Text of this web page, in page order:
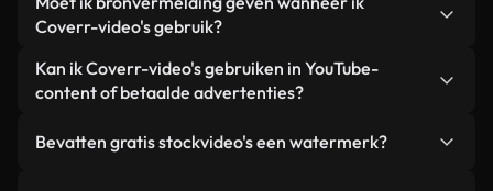
achtergrond. Zo blijft de kwaliteit hoog, worden de
laadtijden geminimaliseerd en worden
statistieken zoals LCP verbeterd.
Beschrijf de scène – bijvoorbeeld "Flashlight bij
enkele seconden een gepersonaliseerde video die
voldoet aan onze licentievoorwaarden.
Coverr-video's gebruik?
Naamsvermelding is niet vereist. Alle video's in
onze stockbibliotheek zijn royaltyvrij en kunnen
hoewel dit altijd op prijs wordt gesteld.
Kan ik Coverr-video's gebruiken in YouTube-
content of betaalde advertenties?
gebruikt in YouTube-video's met advertentie-
Bevatten gratis stockvideo's een watermerk?